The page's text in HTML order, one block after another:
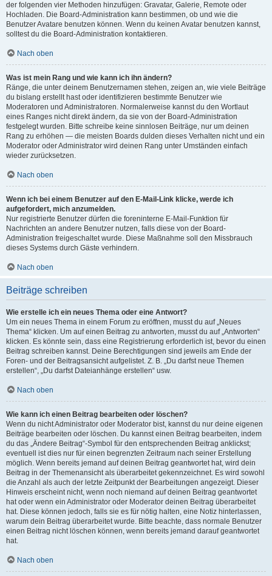
der folgenden vier Methoden hinzufügen: Gravatar, Galerie, Remote oder
Hochladen. Die Board-Administration kann bestimmen, ob und wie die
Benutzer Avatare benutzen können. Wenn du keinen Avatar benutzen kannst,
solltest du die Board-Administration kontaktieren.
Nach oben
Was ist mein Rang und wie kann ich ihn ändern?
Ränge, die unter deinem Benutzernamen stehen, zeigen an, wie viele Beiträge
du bislang erstellt hast oder identifizieren bestimmte Benutzer wie
Moderatoren und Administratoren. Normalerweise kannst du den Wortlaut
eines Ranges nicht direkt ändern, da sie von der Board-Administration
festgelegt wurden. Bitte schreibe keine sinnlosen Beiträge, nur um deinen
Rang zu erhöhen — die meisten Boards dulden dieses Verhalten nicht und ein
Moderator oder Administrator wird deinen Rang unter Umständen einfach
wieder zurücksetzen.
Nach oben
Wenn ich bei einem Benutzer auf den E-Mail-Link klicke, werde ich
aufgefordert, mich anzumelden.
Nur registrierte Benutzer dürfen die foreninterne E-Mail-Funktion für
Nachrichten an andere Benutzer nutzen, falls diese von der Board-
Administration freigeschaltet wurde. Diese Maßnahme soll den Missbrauch
dieses Systems durch Gäste verhindern.
Nach oben
Beiträge schreiben
Wie erstelle ich ein neues Thema oder eine Antwort?
Um ein neues Thema in einem Forum zu eröffnen, musst du auf „Neues
Thema“ klicken. Um auf einen Beitrag zu antworten, musst du auf „Antworten“
klicken. Es könnte sein, dass eine Registrierung erforderlich ist, bevor du einen
Beitrag schreiben kannst. Deine Berechtigungen sind jeweils am Ende der
Foren- und der Beitragsansicht aufgelistet. Z. B. „Du darfst neue Themen
erstellen“, „Du darfst Dateianhänge erstellen“ usw.
Nach oben
Wie kann ich einen Beitrag bearbeiten oder löschen?
Wenn du nicht Administrator oder Moderator bist, kannst du nur deine eigenen
Beiträge bearbeiten oder löschen. Du kannst einen Beitrag bearbeiten, indem
du das „Ändere Beitrag“-Symbol für den entsprechenden Beitrag anklickst;
eventuell ist dies nur für einen begrenzten Zeitraum nach seiner Erstellung
möglich. Wenn bereits jemand auf deinen Beitrag geantwortet hat, wird dein
Beitrag in der Themenansicht als überarbeitet gekennzeichnet. Es wird sowohl
die Anzahl als auch der letzte Zeitpunkt der Bearbeitungen angezeigt. Dieser
Hinweis erscheint nicht, wenn noch niemand auf deinen Beitrag geantwortet
hat oder wenn ein Administrator oder Moderator deinen Beitrag überarbeitet
hat. Diese können jedoch, falls sie es für nötig halten, eine Notiz hinterlassen,
warum dein Beitrag überarbeitet wurde. Bitte beachte, dass normale Benutzer
einen Beitrag nicht löschen können, wenn bereits jemand darauf geantwortet
hat.
Nach oben